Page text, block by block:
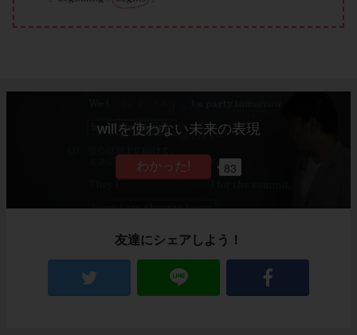
willを使わない未来の表現
83
友達にシェアしよう！